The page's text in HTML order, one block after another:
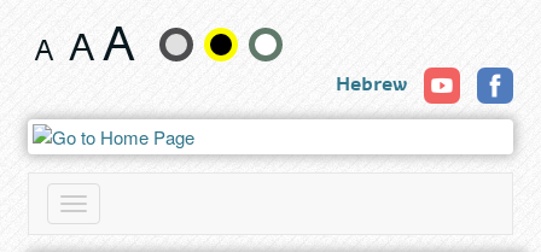
Change
size
and
color
Hebrew
Toggle
navigation